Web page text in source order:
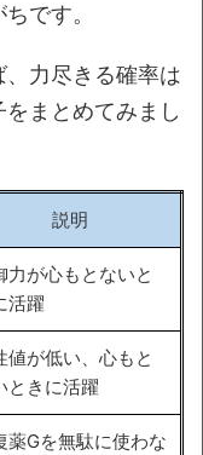
です。
力尽きる確率は
まとめてみまし
説明
力が心もとないと
活躍
値が低い、心もと
ときに活躍
薬Gを無駄に使わな